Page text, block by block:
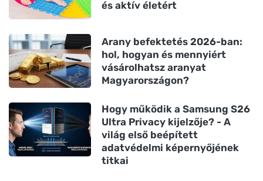
és aktív életért
Arany befektetés 2026-ban:
hol, hogyan és mennyiért
vásárolhatsz aranyat
Magyarországon?
Hogy működik a Samsung S26
Ultra Privacy kijelzője? - A
világ első beépített
adatvédelmi képernyőjének
titkai